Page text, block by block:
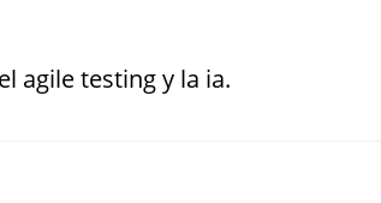
agile testing y la ia.